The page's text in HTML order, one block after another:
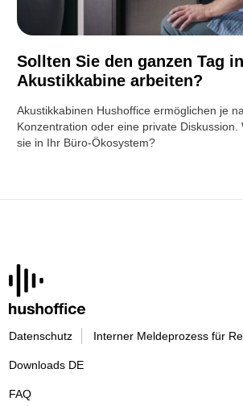
Sollten Sie den ganzen Tag
Akustikkabine arbeiten?
Akustikkabinen Hushoffice ermöglichen je
Konzentration oder eine private Diskussion.
sie in Ihr Büro-Ökosystem?
Datenschutz Interner Meldeprozess für
Downloads DE
FAQ